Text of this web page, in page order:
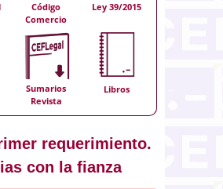
Código
Comercio
Ley 39/2015
Sumarios
Revista
Libros
requerimiento.
con la fianza